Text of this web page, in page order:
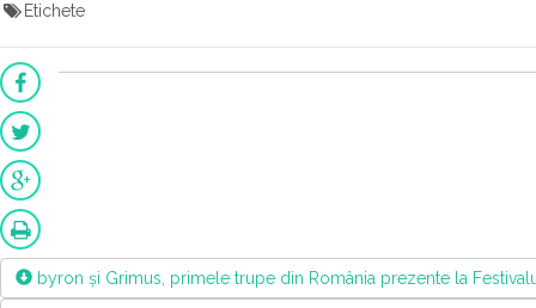
Etichete
byron și Grimus, primele trupe din România prezente la